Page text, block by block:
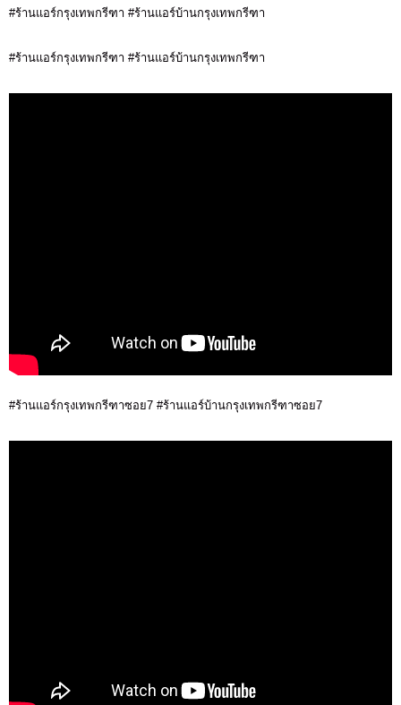
#ร้านแอร์กรุงเทพกรีฑา #ร้านแอร์บ้านกรุงเทพกรีฑา
#ร้านแอร์กรุงเทพกรีฑา #ร้านแอร์บ้านกรุงเทพกรีฑา
#ร้านแอร์กรุงเทพกรีฑาซอย7 #ร้านแอร์บ้านกรุงเทพกรีฑาซอย7